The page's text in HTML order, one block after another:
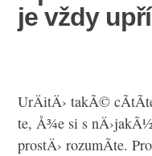
je vždy
UrÄitÄ› takÃ©
te, Å¾e si s
prostÄ› rozumÃ­te.